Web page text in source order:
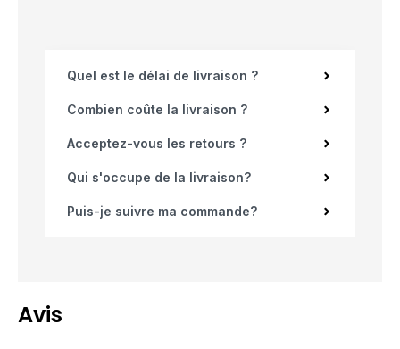
Quel est le délai de livraison ?
Combien coûte la livraison ?
Acceptez-vous les retours ?
Qui s'occupe de la livraison?
Puis-je suivre ma commande?
Avis